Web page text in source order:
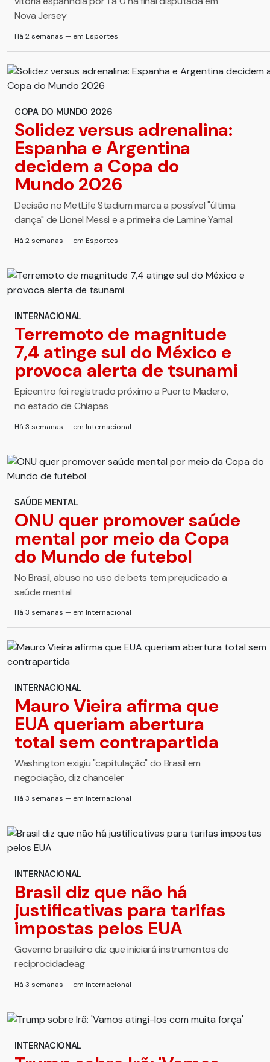
Nova Jersey
Há 2 semanas — em Esportes
COPA DO MUNDO 2026
Solidez versus adrenalina:
Espanha e Argentina
decidem a Copa do
Mundo 2026
Decisão no MetLife Stadium marca a possível "última
dança" de Lionel Messi e a primeira de Lamine Yamal
Há 2 semanas — em Esportes
INTERNACIONAL
Terremoto de magnitude
7,4 atinge sul do México e
provoca alerta de tsunami
Epicentro foi registrado próximo a Puerto Madero,
no estado de Chiapas
Há 3 semanas — em Internacional
SAÚDE MENTAL
ONU quer promover saúde
mental por meio da Copa
do Mundo de futebol
No Brasil, abuso no uso de bets tem prejudicado a
saúde mental
Há 3 semanas — em Internacional
INTERNACIONAL
Mauro Vieira afirma que
EUA queriam abertura
total sem contrapartida
Washington exigiu "capitulação" do Brasil em
negociação, diz chanceler
Há 3 semanas — em Internacional
INTERNACIONAL
Brasil diz que não há
justificativas para tarifas
impostas pelos EUA
Governo brasileiro diz que iniciará instrumentos de
reciprocidadeag
Há 3 semanas — em Internacional
INTERNACIONAL